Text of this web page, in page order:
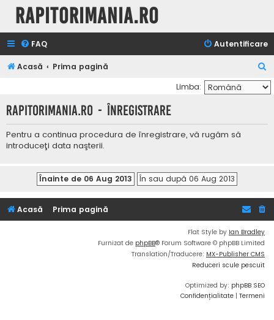
Rapitorimania.ro
FAQ Autentificare
Acasă Prima pagină
ă
u
Limba:
Rapitorimania.ro - Înregistrare
Pentru a continua procedura de înregistrare, vă rugăm să
introduceţi data naşterii.
Acasă Prima pagină
Flat Style by Ian Bradley
Furnizat de phpBB® Forum Software © phpBB Limited
Translation/Traducere: MX-Publisher CMS
Reduceri scule pescuit
Optimized by: phpBB SEO
Confidențialitate | Termeni